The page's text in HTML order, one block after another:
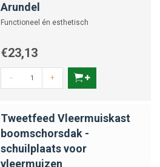
Arundel
Functioneel én esthetisch
€23,13
- +
Tweetfeed Vleermuiskast
boomschorsdak -
schuilplaats voor
vleermuizen